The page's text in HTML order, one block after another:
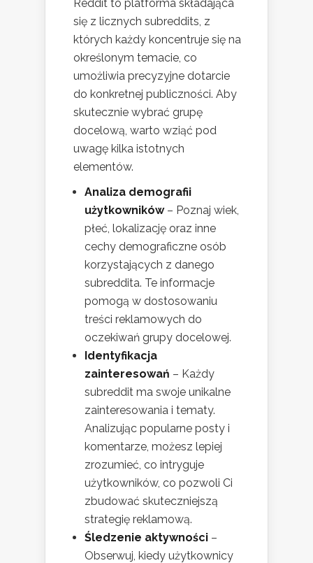
Reddit to platforma składająca
się z licznych subreddits, z
których każdy koncentruje się na
określonym temacie, co
umożliwia precyzyjne dotarcie
do konkretnej publiczności. Aby
skutecznie wybrać grupę
docelową, warto wziąć pod
uwagę kilka istotnych
elementów.
Analiza demografii
użytkowników– Poznaj wiek,
płeć, lokalizację oraz inne
cechy demograficzne osób
korzystających z danego
subreddita. Te informacje
pomogą w dostosowaniu
treści reklamowych do
oczekiwań grupy docelowej.
Identyfikacja
zainteresowań – Każdy
subreddit ma swoje unikalne
zainteresowania i tematy.
Analizując popularne posty i
komentarze, możesz lepiej
zrozumieć, co intryguje
użytkowników, co pozwoli Ci
zbudować skuteczniejszą
strategię reklamową.
Śledzenie aktywności –
Obserwuj, kiedy użytkownicy